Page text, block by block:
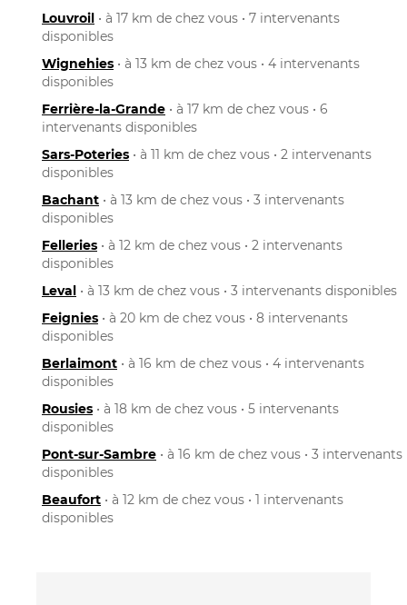
Louvroil • à 17 km de chez vous • 7 intervenants
disponibles
Wignehies • à 13 km de chez vous • 4 intervenants
disponibles
Ferrière-la-Grande • à 17 km de chez vous • 6
intervenants disponibles
Sars-Poteries • à 11 km de chez vous • 2 intervenants
disponibles
Bachant • à 13 km de chez vous • 3 intervenants
disponibles
Felleries • à 12 km de chez vous • 2 intervenants
disponibles
Leval • à 13 km de chez vous • 3 intervenants disponibles
Feignies • à 20 km de chez vous • 8 intervenants
disponibles
Berlaimont • à 16 km de chez vous • 4 intervenants
disponibles
Rousies • à 18 km de chez vous • 5 intervenants
disponibles
Pont-sur-Sambre • à 16 km de chez vous • 3 intervenants
disponibles
Beaufort • à 12 km de chez vous • 1 intervenants
disponibles